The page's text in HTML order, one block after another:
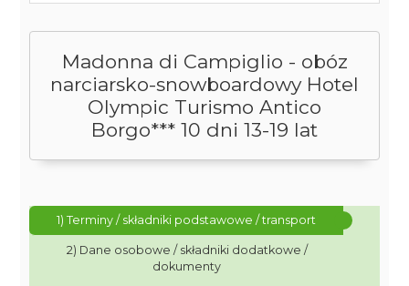
Madonna di Campiglio - obóz
narciarsko-snowboardowy Hotel
Olympic Turismo Antico
Borgo*** 10 dni 13-19 lat
1) Terminy / składniki podstawowe / transport
2) Dane osobowe / składniki dodatkowe /
dokumenty